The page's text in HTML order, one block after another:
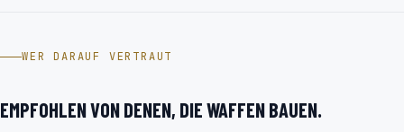
WER DARAUF VERTRAUT
EMPFOHLEN VON DENEN, DIE WAFFEN BAUEN.